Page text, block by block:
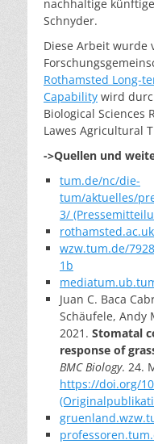
nachhaltige
Schnyder.
Diese Arbeit wurde
Rothamsted Long-
Capability wird
Biological Sciences
Lawes Agricultural
->Quellen und
tum.de/nc/die-
tum/aktuelles/
3/
wzw.tum.de/
1b
Juan C. Baca
Schäufele, Andy
2021. Stomatal
response of
BMC Biology. 24.
https://doi.org/